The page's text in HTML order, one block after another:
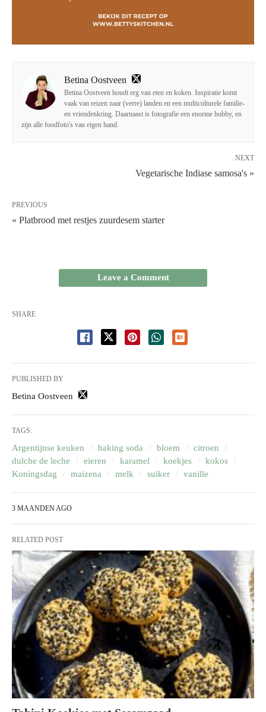
Betina Oostveen
Betina Oostveen houdt erg van eten en koken. Inspiratie komt
vaak van reizen naar (verre) landen en een multiculturele familie-
en vriendenkring. Daarnaast is fotografie een enorme hobby, en
zijn alle foodfoto's van eigen hand.
NEXT
Vegetarische Indiase samosa's »
PREVIOUS
« Platbrood met restjes zuurdesem starter
Leave a Comment
SHARE
PUBLISHED BY
Betina Oostveen
TAGS:
Argentijnse keuken baking soda bloem
citroen
dulche de leche
eieren karamel koekjes
kokos
Koningsdag
maizena melk suiker vanille
3 MAANDEN AGO
RELATED POST